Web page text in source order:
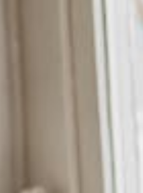
une autre